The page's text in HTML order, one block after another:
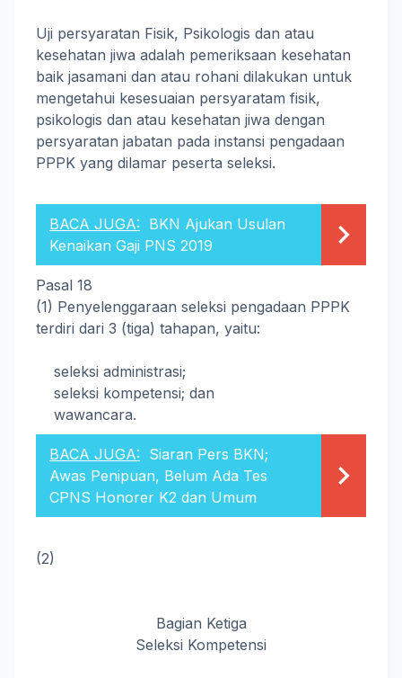
Uji persyaratan Fisik, Psikologis dan atau
kesehatan jiwa adalah pemeriksaan kesehatan
baik jasamani dan atau rohani dilakukan untuk
mengetahui kesesuaian persyaratam fisik,
psikologis dan atau kesehatan jiwa dengan
persyaratan jabatan pada instansi pengadaan
PPPK yang dilamar peserta seleksi.
BACA JUGA: BKN Ajukan Usulan
Kenaikan Gaji PNS 2019
Pasal 18
(1) Penyelenggaraan seleksi pengadaan PPPK
terdiri dari 3 (tiga) tahapan, yaitu:
seleksi administrasi;
seleksi kompetensi; dan
wawancara.
BACA JUGA: Siaran Pers BKN;
Awas Penipuan, Belum Ada Tes
CPNS Honorer K2 dan Umum
(2)
Bagian Ketiga
Seleksi Kompetensi